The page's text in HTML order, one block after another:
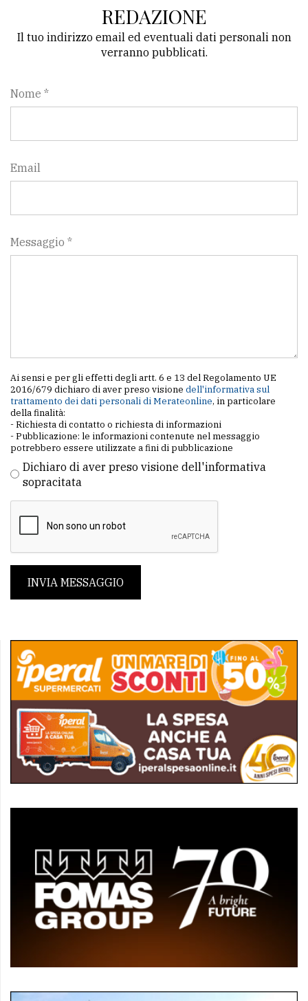
REDAZIONE
Il tuo indirizzo email ed eventuali dati personali non
verranno pubblicati.
Nome *
Email
Messaggio *
Ai sensi e per gli effetti degli artt. 6 e 13 del Regolamento UE
2016/679 dichiaro di aver preso visione dell'informativa sul
trattamento dei dati personali di Merateonline, in particolare
della finalità:
- Richiesta di contatto o richiesta di informazioni
- Pubblicazione: le informazioni contenute nel messaggio
potrebbero essere utilizzate a fini di pubblicazione
Dichiaro di aver preso visione dell'informativa
sopracitata
INVIA MESSAGGIO